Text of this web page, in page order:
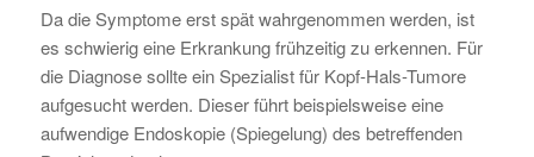
Da die Symptome erst spät wahrgenommen werden, ist
es schwierig eine Erkrankung frühzeitig zu erkennen. Für
die Diagnose sollte ein Spezialist für Kopf-Hals-Tumore
aufgesucht werden. Dieser führt beispielsweise eine
aufwendige Endoskopie (Spiegelung) des betreffenden